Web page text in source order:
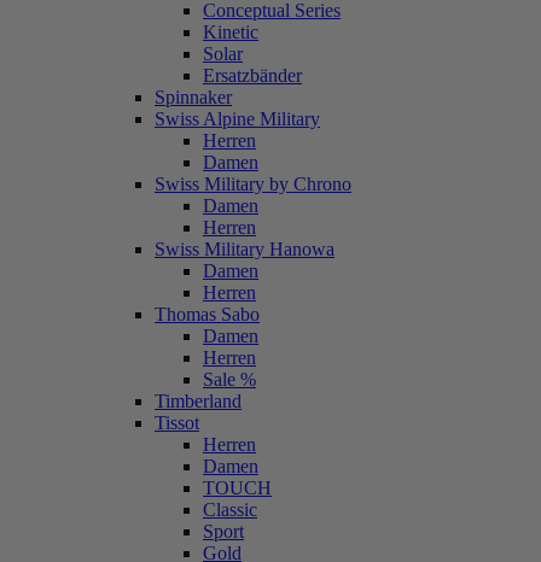
Conceptual Series
Kinetic
Solar
Ersatzbänder
Spinnaker
Swiss Alpine Military
Herren
Damen
Swiss Military by Chrono
Damen
Herren
Swiss Military Hanowa
Damen
Herren
Thomas Sabo
Damen
Herren
Sale %
Timberland
Tissot
Herren
Damen
TOUCH
Classic
Sport
Gold